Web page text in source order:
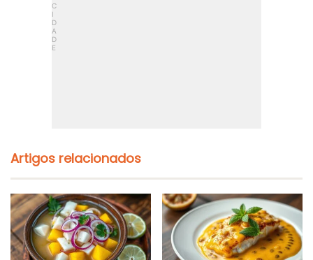
Artigos relacionados